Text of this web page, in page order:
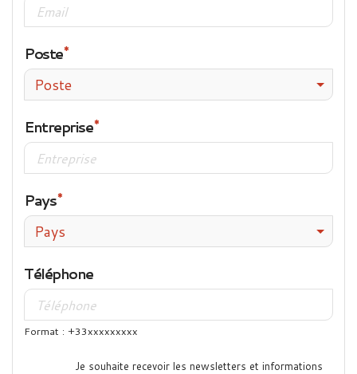
Poste
Poste
Entreprise
Pays
Pays
Téléphone
Format : +33xxxxxxxxx
Je souhaite recevoir les newsletters et informations